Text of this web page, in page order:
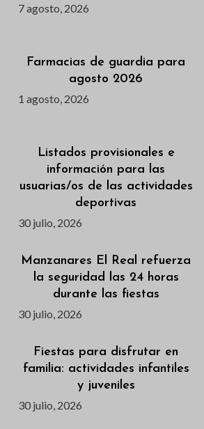
7 agosto, 2026
Farmacias de guardia para
agosto 2026
1 agosto, 2026
Listados provisionales e
información para las
usuarias/os de las actividades
deportivas
30 julio, 2026
Manzanares El Real refuerza
la seguridad las 24 horas
durante las fiestas
30 julio, 2026
Fiestas para disfrutar en
familia: actividades infantiles
y juveniles
30 julio, 2026